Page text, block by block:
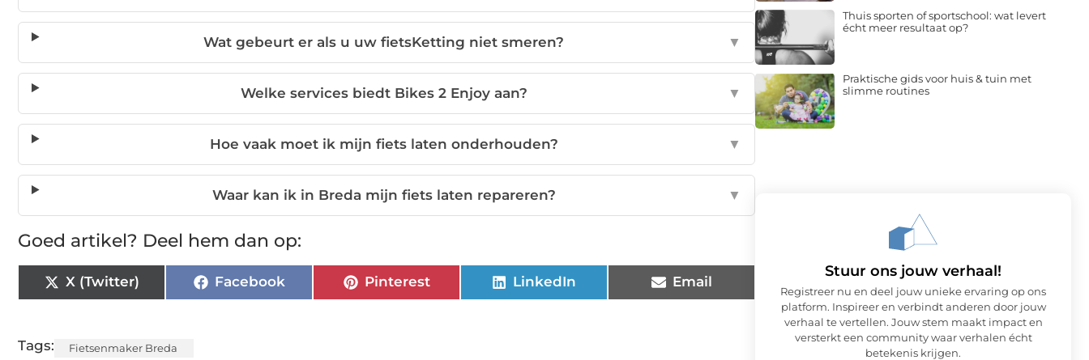
Wat gebeurt er als u uw fietsKetting niet smeren? ▼
Welke services biedt Bikes 2 Enjoy aan? ▼
Hoe vaak moet ik mijn fiets laten onderhouden? ▼
Waar kan ik in Breda mijn fiets laten repareren? ▼
Goed artikel? Deel hem dan op:
X (Twitter) Facebook Pinterest LinkedIn Email
Tags: Fietsenmaker Breda
Thuis sporten of sportschool: wat levert
écht meer resultaat op?
Praktische gids voor huis & tuin met
slimme routines
Stuur ons jouw verhaal!
Registreer nu en deel jouw unieke ervaring op ons
platform. Inspireer en verbindt anderen door jouw
verhaal te vertellen. Jouw stem maakt impact en
versterkt een community waar verhalen écht
betekenis krijgen.